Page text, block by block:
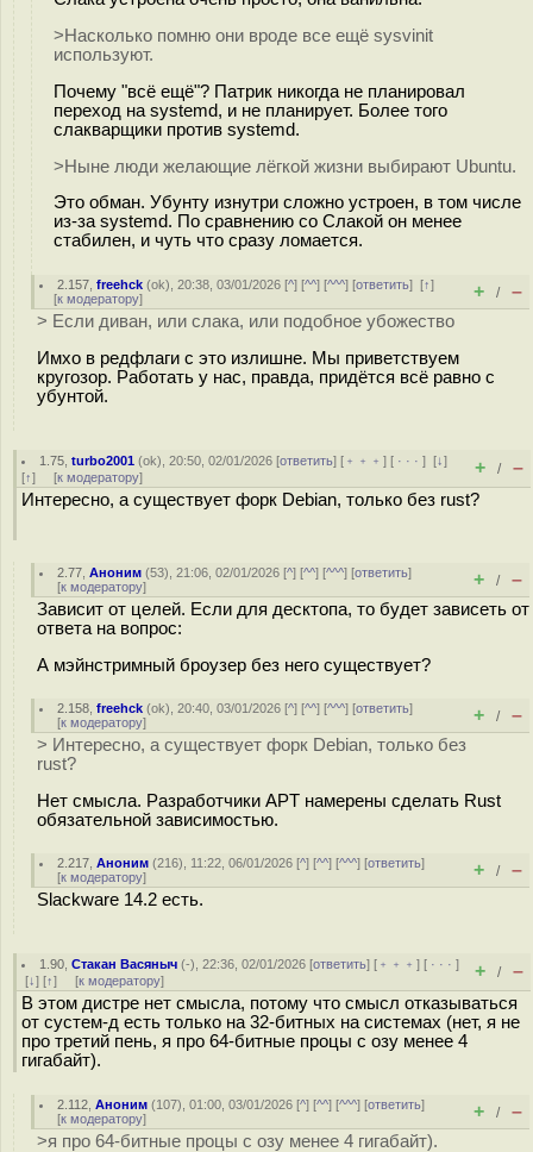
>Насколько помню они вроде все ещё sysvinit
используют.
Почему "всё ещё"? Патрик никогда не планировал
переход на systemd, и не планирует. Более того
слакварщики против systemd.
>Ныне люди желающие лёгкой жизни выбирают Ubuntu.
Это обман. Убунту изнутри сложно устроен, в том числе
из-за systemd. По сравнению со Слакой он менее
стабилен, и чуть что сразу ломается.
2.157 ,freehck (ok), 20:38, 03/01/2026 [^] [^^] [^^^] [ответить][↑]
[к модератору] + / –
> Если диван, или слака, или подобное убожество
Имхо в редфлаги с это излишне. Мы приветствуем
кругозор. Работать у нас, правда, придётся всё равно с
убунтой.
1.75 ,turbo2001 (ok), 20:50, 02/01/2026 [ответить] [ ﹢﹢﹢] [ · · ·][↓]
[↑] [к модератору] + / –
Интересно, а существует форк Debian, только без rust?
2.77 ,Аноним (53), 21:06, 02/01/2026 [^] [^^] [^^^] [ответить]
[к модератору] + / –
Зависит от целей. Если для десктопа, то будет зависеть от
ответа на вопрос:
А мэйнстримный броузер без него существует?
2.158 ,freehck (ok), 20:40, 03/01/2026 [^] [^^] [^^^] [ответить]
[к модератору] + / –
> Интересно, а существует форк Debian, только без
rust?
Нет смысла. Разработчики APT намерены сделать Rust
обязательной зависимостью.
2.217 ,Аноним (216), 11:22, 06/01/2026 [^] [^^] [^^^] [ответить]
[к модератору] + / –
Slackware 14.2 есть.
1.90 ,Стакан Васяныч (-), 22:36, 02/01/2026 [ответить] [ ﹢﹢﹢] [ · · ·]
[↓] [↑] [к модератору] + / –
В этом дистре нет смысла, потому что смысл отказываться
от сустем-д есть только на 32-битных на системах (нет, я не
про третий пень, я про 64-битные процы с озу менее 4
гигабайт).
2.112 ,Аноним (107), 01:00, 03/01/2026 [^] [^^] [^^^] [ответить]
[к модератору] + / –
>я про 64-битные процы с озу менее 4 гигабайт).